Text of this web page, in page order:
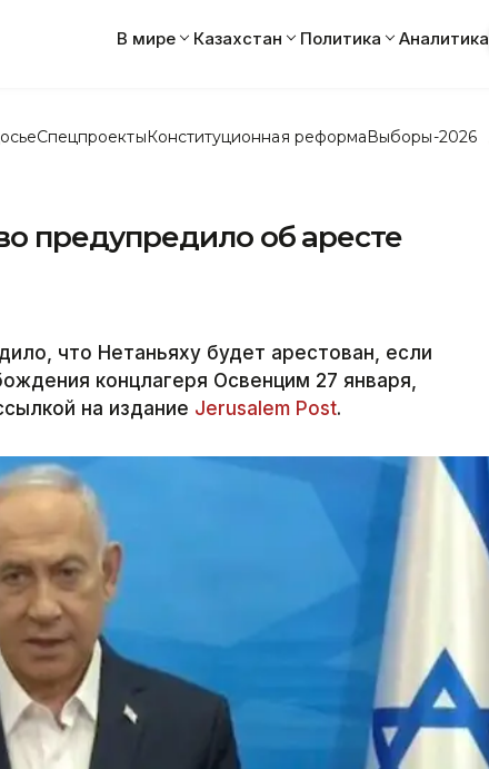
В мире Казахстан Политика Аналитика
СпецпроектыКонституционная реформаВыборы-2026
предупредило об аресте
что Нетаньяху будет арестован, если
концлагеря Освенцим 27 января,
на издание Jerusalem Post.